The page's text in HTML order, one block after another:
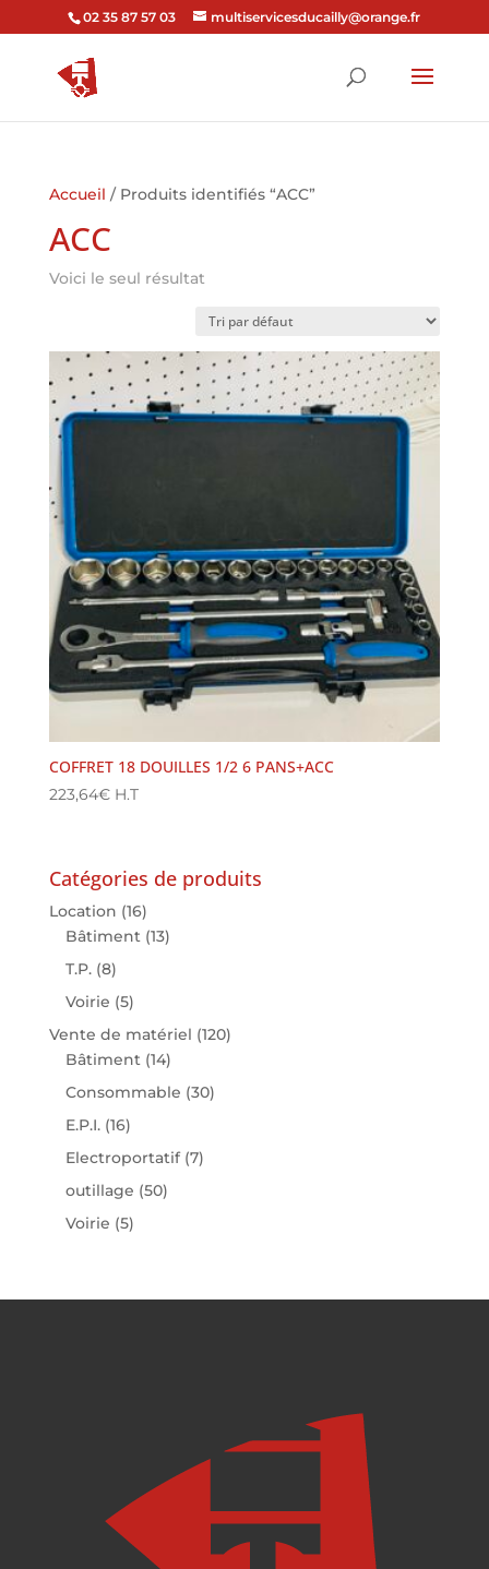
02 35 87 57 03 multiservicesducailly@orange.fr
Accueil / Produits identifiés “ACC”
ACC
Voici le seul résultat
COFFRET 18 DOUILLES 1/2 6 PANS+ACC
223,64€ H.T
Catégories de produits
Location (16)
Bâtiment (13)
T.P. (8)
Voirie (5)
Vente de matériel (120)
Bâtiment (14)
Consommable (30)
E.P.I. (16)
Electroportatif (7)
outillage (50)
Voirie (5)